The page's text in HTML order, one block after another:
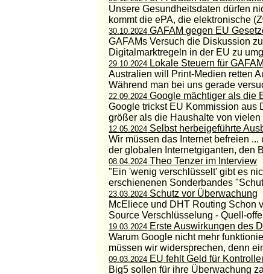
Unsere Gesundheitsdaten dürfen
kommt die ePA, die elektronische
30.10.2024 GAFAM gegen EU
GAFAMs Versuch die Diskussion
Digitalmarktregeln in der EU zu
29.10.2024 Lokale Steuern für
Australien will Print-Medien retten
Während man bei uns gerade
22.09.2024 Google mächtiger als die
Google trickst EU Kommission aus
größer als die Haushalte von
12.05.2024 Selbst herbeigeführte
Wir müssen das Internet befreien
der globalen Internetgiganten, den
08.04.2024 Theo Tenzer im Interview
"Ein 'wenig verschlüsselt' gibt es
erschienenen Sonderbandes
23.03.2024 Schutz vor Überwachung
McEliece und DHT Routing Schon
Source Verschlüsselung - Quell-
19.03.2024 Erste Auswirkungen des
Warum Google nicht mehr
müssen wir widersprechen, denn
09.03.2024 EU fehlt Geld für
Big5 sollen für ihre Überwachung